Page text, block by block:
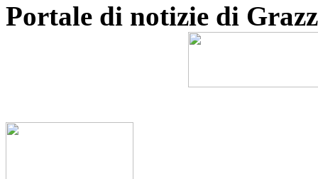
Portale di notizie di